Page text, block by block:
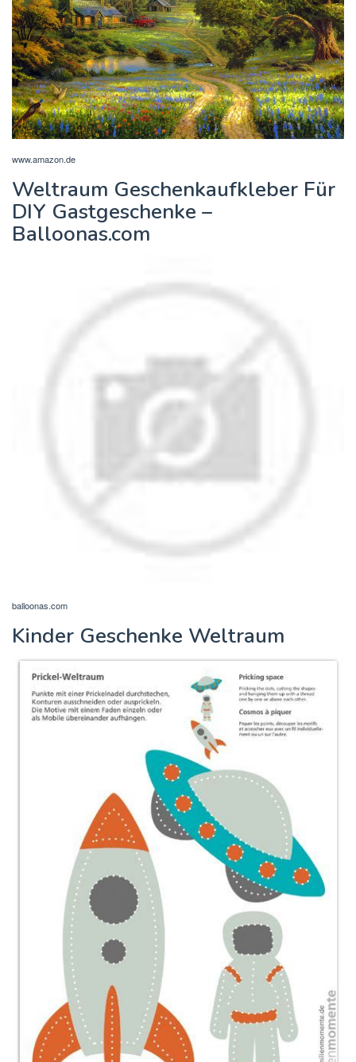
www.amazon.de
Weltraum Geschenkaufkleber Für
DIY Gastgeschenke –
Balloonas.com
balloonas.com
Kinder Geschenke Weltraum